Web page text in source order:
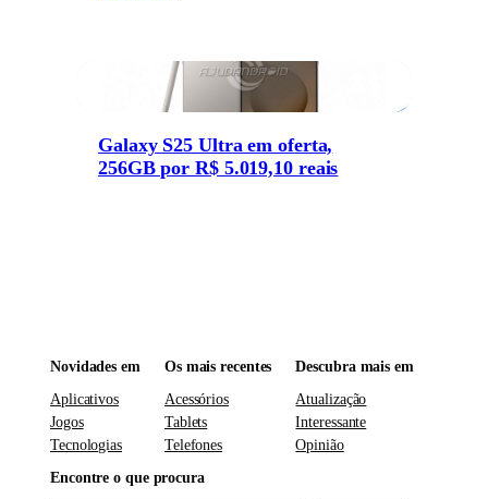
Galaxy S25 Ultra em oferta,
256GB por R$ 5.019,10 reais
Novidades em
Aplicativos
Jogos
Tecnologias
Os mais recentes
Acessórios
Tablets
Telefones
Descubra mais em
Atualização
Interessante
Opinião
Encontre o que procura